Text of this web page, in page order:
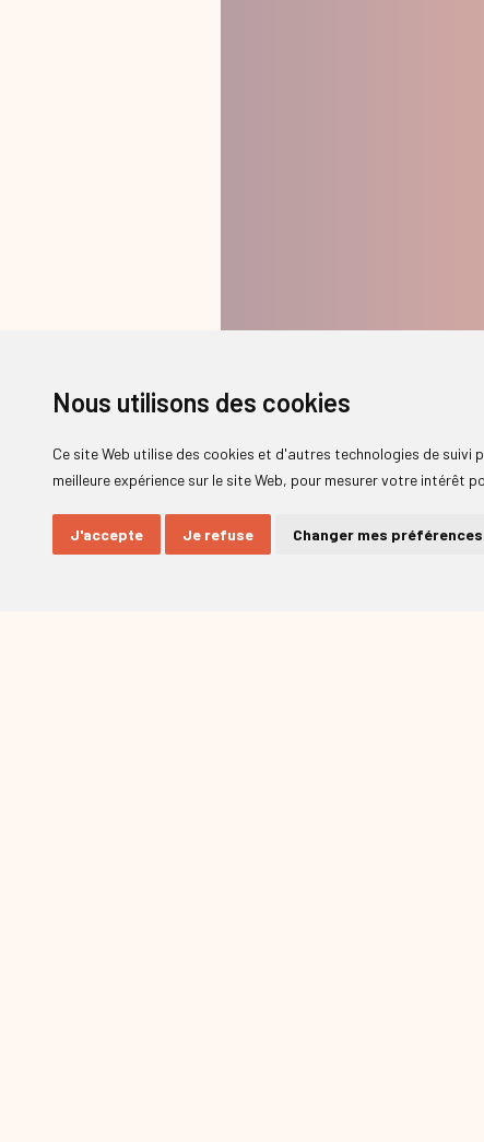
Nous utilisons des cookies
Ce site Web utilise des cookies et d'autres technologies de
meilleure expérience sur le site Web, pour mesurer votre intérêt
J'accepte Je refuse Changer mes préférences